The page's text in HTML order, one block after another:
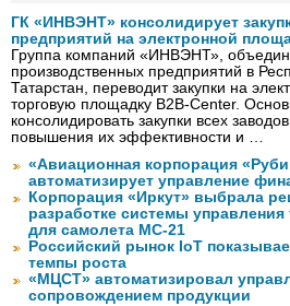
ГК «ИНВЭНТ» консолидирует
предприятий на электронной
Группа компаний «ИНВЭНТ»,
производственных предприятий в
Татарстан, переводит закупки на
торговую площадку B2B-Center.
консолидировать закупки всех
повышения их эффективности и …
«Авиационная корпорация
автоматизирует управление
Корпорация «Иркут» выбрала
разработке системы
для самолета МС-21
Российский рынок IoT
темпы роста
«МЦСТ» автоматизировал
сопровождением продукции